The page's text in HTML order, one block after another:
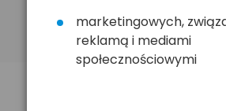
marketingowych,
reklamą i mediami
społecznościowymi